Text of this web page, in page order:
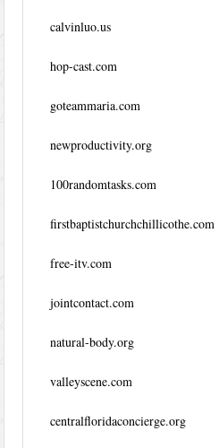
calvinluo.us
hop-cast.com
goteammaria.com
newproductivity.org
100randomtasks.com
firstbaptistchurchchillicothe.com
free-itv.com
jointcontact.com
natural-body.org
valleyscene.com
centralfloridaconcierge.org